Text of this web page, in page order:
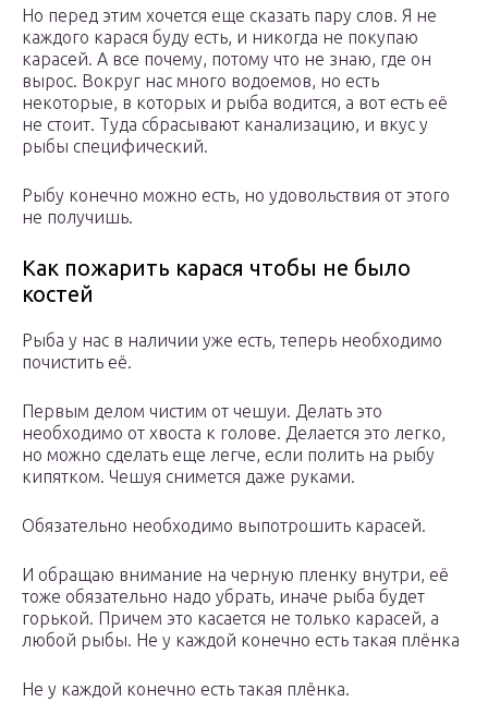
Но перед этим хочется еще сказать пару слов. Я не
каждого карася буду есть, и никогда не покупаю
карасей. А все почему, потому что не знаю, где он
вырос. Вокруг нас много водоемов, но есть
некоторые, в которых и рыба водится, а вот есть её
не стоит. Туда сбрасывают канализацию, и вкус у
рыбы специфический.
Рыбу конечно можно есть, но удовольствия от этого
не получишь.
Как пожарить карася чтобы не было
костей
Рыба у нас в наличии уже есть, теперь необходимо
почистить её.
Первым делом чистим от чешуи. Делать это
необходимо от хвоста к голове. Делается это легко,
но можно сделать еще легче, если полить на рыбу
кипятком. Чешуя снимется даже руками.
Обязательно необходимо выпотрошить карасей.
И обращаю внимание на черную пленку внутри, её
тоже обязательно надо убрать, иначе рыба будет
горькой. Причем это касается не только карасей, а
любой рыбы. Не у каждой конечно есть такая плёнка
Не у каждой конечно есть такая плёнка.